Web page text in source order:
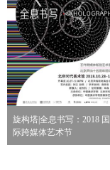
旋构塔|全息书写：2018 国
际跨媒体艺术节